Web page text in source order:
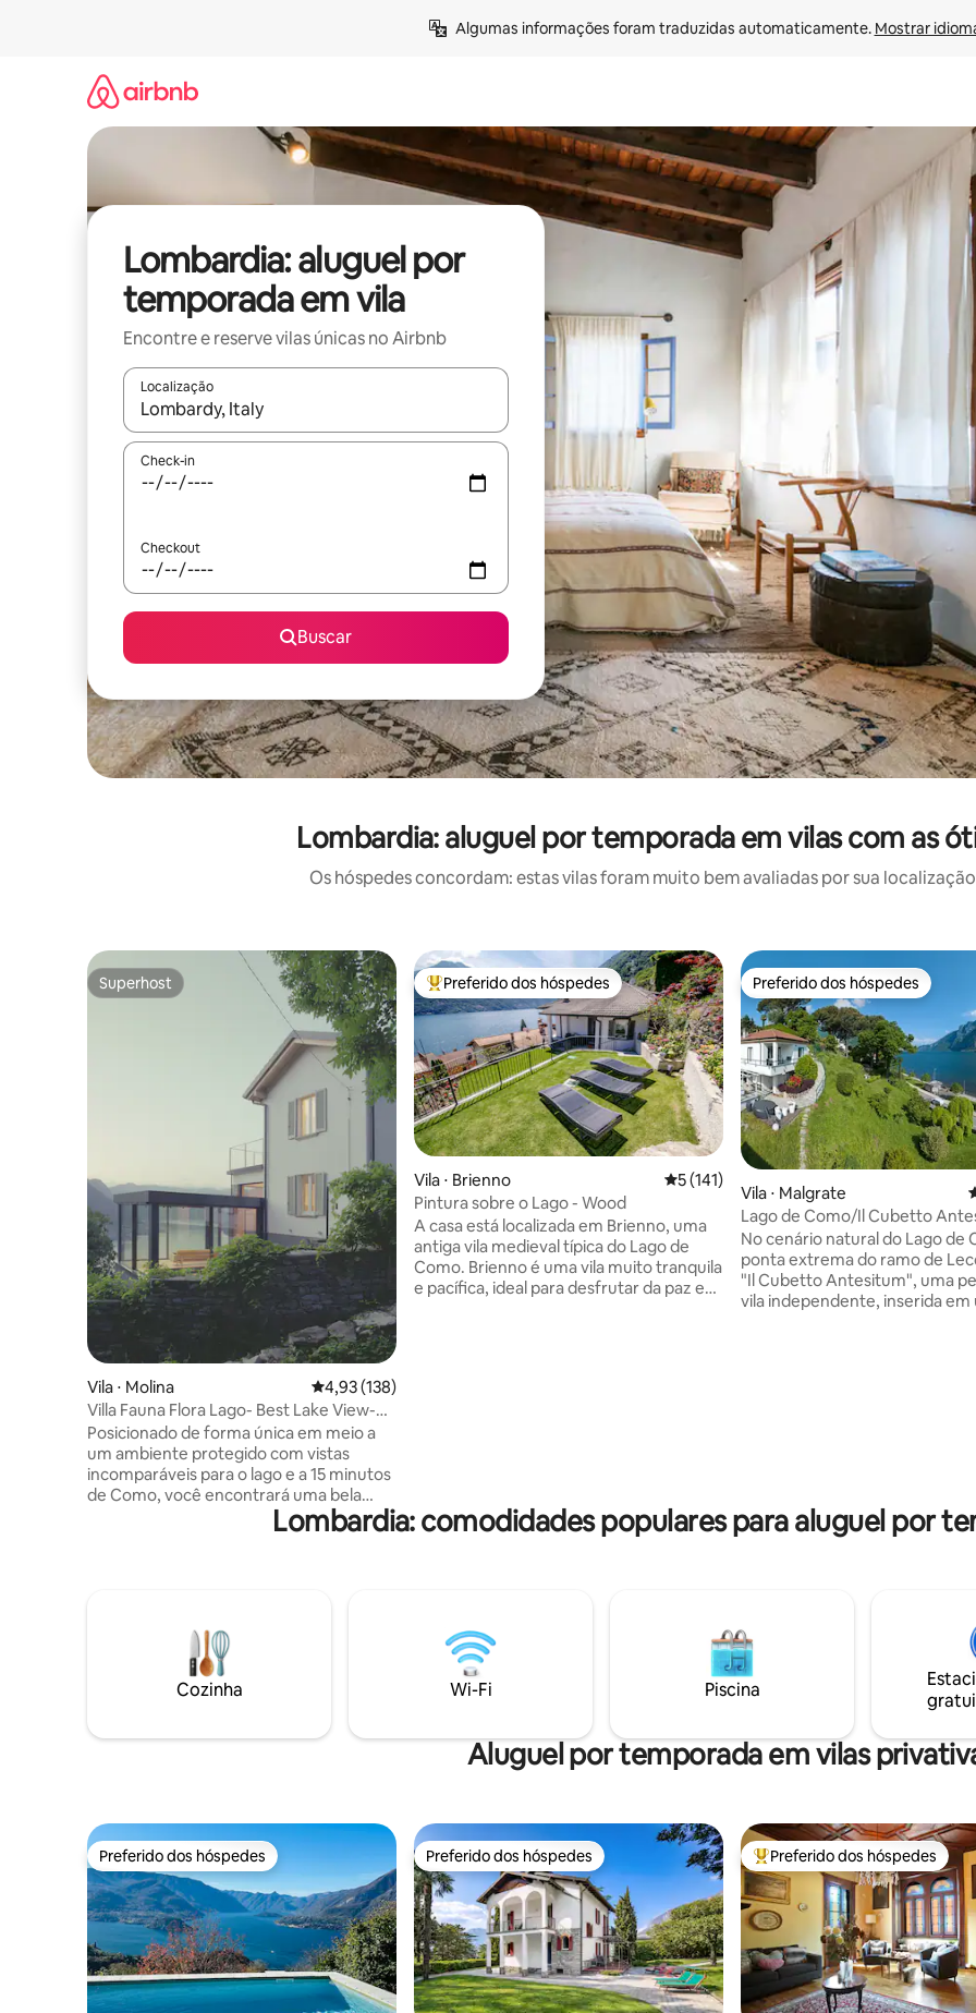
Algumas informações foram traduzidas automaticamente. Mostrar
Lombardia: aluguel por
temporada em vila
Encontre e reserve vilas únicas no Airbnb
Localização
Quando os resultados estiverem disponíveis, explore-os usando as seta para cima e para baixo do teclado ou tocando
Check-in
Checkout
Buscar
Lombardia: aluguel por temporada em vilas com as
Os hóspedes concordam: estas vilas foram muito bem avaliadas por sua
Superhost
Superhost
Vila ⋅ Molina 4,93 de uma avaliação média de 5, 138 avaliações
4,93 (138)
Villa Fauna Flora Lago- Best Lake View-
NOVIDADE em folha
Posicionado de forma única em meio a
um ambiente protegido com vistas
incomparáveis para o lago e a 15 minutos
de Como, você encontrará uma bela
natureza e vida selvagem. A casa,
reestruturada em 2022, de uma forma
restaurantes regionais irá encantá-lo,
cozinheiros chef privados a pedido,
Como e Bellagio muito perto... Damos-
lhe as boas-vindas para uma estadia
Entre os melhores preferidos dos hóspedes
Preferido dos hóspedes
Vila ⋅ Brienno 5 de uma avaliação média de 5, 141
5 (141)
Pintura sobre o Lago - Wood
A casa está localizada em Brienno, uma
antiga vila medieval típica do Lago de
Como. Brienno é uma vila muito tranquila
e pacífica, ideal para desfrutar da paz e
Preferido dos hóspedes
Preferido dos hóspedes
Vila ⋅ Malgrate
Lago de Como/Il Cubetto
(097045CNI00002)
No cenário natural do Lago de
ponta extrema do ramo de
"Il Cubetto Antesitum", uma
vila independente, inserida em
PAGAR EM DINHEIRO NO
Lombardia: comodidades populares para aluguel por
Cozinha Wi-Fi Piscina
Aluguel por temporada em vilas
Preferido dos hóspedes
Preferido dos hóspedes Preferido dos hóspedes
Preferido dos hóspedes Entre os melhores preferidos
Preferido dos hóspedes